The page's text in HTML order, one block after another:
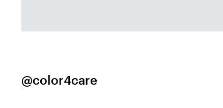
@color4care